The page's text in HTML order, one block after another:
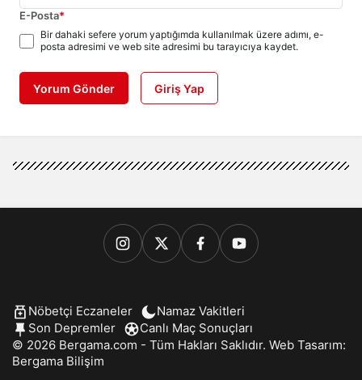
E-Posta*
Bir dahaki sefere yorum yaptığımda kullanılmak üzere adımı, e-
posta adresimi ve web site adresimi bu tarayıcıya kaydet.
Yorum Gönder Giriş Yap
Nöbetçi Eczaneler
Namaz Vakitleri
Son Depremler
Canlı Maç Sonuçları
© 2026 Bergama.com - Tüm Hakları Saklıdır. Web Tasarım:
Bergama Bilişim